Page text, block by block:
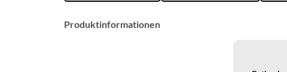
Produktinformationen